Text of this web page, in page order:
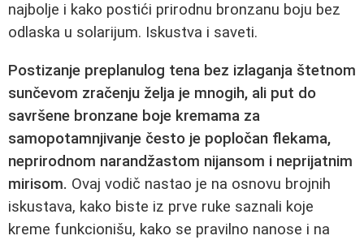
najbolje i kako postići prirodnu bronzanu boju bez
odlaska u solarijum. Iskustva i saveti.
Postizanje preplanulog tena bez izlaganja štetnom
sunčevom zračenju želja je mnogih, ali put do
savršene bronzane boje kremama za
samopotamnjivanje često je popločan flekama,
neprirodnom narandžastom nijansom i neprijatnim
mirisom. Ovaj vodič nastao je na osnovu brojnih
iskustava, kako biste iz prve ruke saznali koje
kreme funkcionišu, kako se pravilno nanose i na